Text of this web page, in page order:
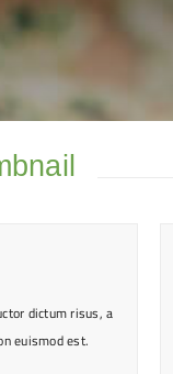
dictum risus, a
euismod est.